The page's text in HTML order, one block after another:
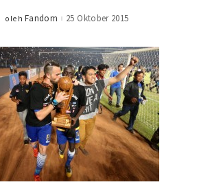
Posted
oleh Fandom 25 Oktober 2015